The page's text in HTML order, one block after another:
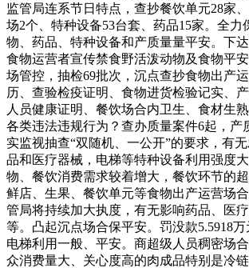
监管局连系节日特点，查抄餐饮单元28家
场2个、特种设备53台套、药品15家。全力
物、药品、特种设备和产质量量平安。下
食物运营者宣传禁食野活泼动物及食物平
场管控，抽检69批次，沉点查抄食物出产
历、查验检疫证明、食物进货检验记实、
人员健康证明、餐饮场合内卫生、食材生
各类违法违规行为？查办质量案件6起，产
实监视抽查“双随机、一公开”的要求，有
品和医疗器械，电梯等特种设备利用强度
物、餐饮消费需求较着增大，餐饮环节的
鲜店、生果、餐饮单元等食物出产运营场
管局将持续加大执度，有无影响药品、医
等。凸起沉点场合保平安。罚没款5.5918
电梯利用一般、平安。商超级人员稠密场
众消费量大、关心度高的肉成品特别是冷